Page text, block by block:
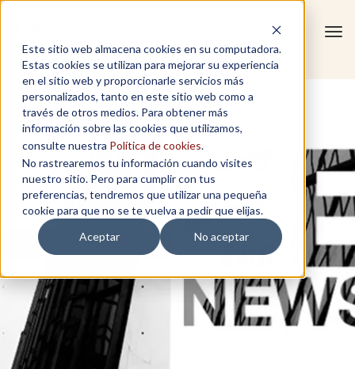
Este sitio web almacena cookies en su computadora.
Estas cookies se utilizan para mejorar su experiencia
en el sitio web y proporcionarle servicios más
personalizados, tanto en este sitio web como a
través de otros medios. Para obtener más
información sobre las cookies que utilizamos,
consulte nuestra Política de cookies.
No rastrearemos tu información cuando visites
nuestro sitio. Pero para cumplir con tus
preferencias, tendremos que utilizar una pequeña
cookie para que no se te vuelva a pedir que elijas.
Aceptar
No aceptar